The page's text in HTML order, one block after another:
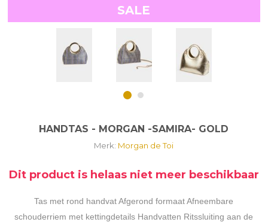
SALE
HANDTAS - MORGAN -SAMIRA- GOLD
Merk: Morgan de Toi
Dit product is helaas niet meer beschikbaar
Tas met rond handvat Afgerond formaat Afneembare
schouderriem met kettingdetails Handvatten Ritssluiting aan de